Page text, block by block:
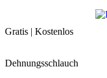
Gratis | Kostenlos
Dehnungsschlauch